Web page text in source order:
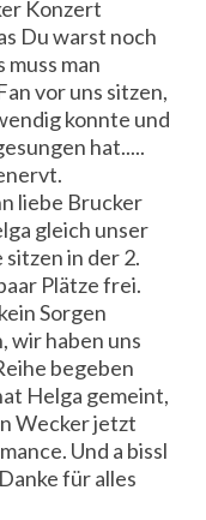
Konzert
Du warst noch
man
vor uns sitzen,
konnte und
hat.....
liebe Brucker
gleich unser
in der 2.
Plätze frei.
Sorgen
wir haben uns
begeben
Helga gemeint,
Wecker jetzt
Und a bissl
für alles